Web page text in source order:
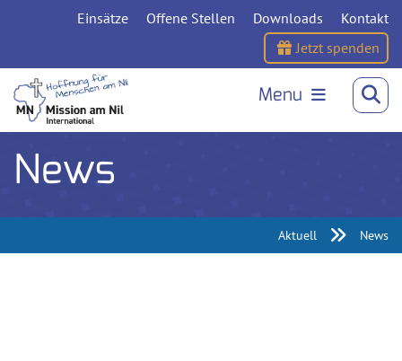
Einsätze Offene Stellen Downloads
Kontakt
Jetzt spenden
Menu
News
Aktuell News